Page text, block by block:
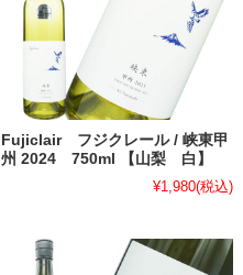
Fujiclair フジクレール / 峡東甲
州 2024 750ml 【山梨 白】
¥1,980(税込)